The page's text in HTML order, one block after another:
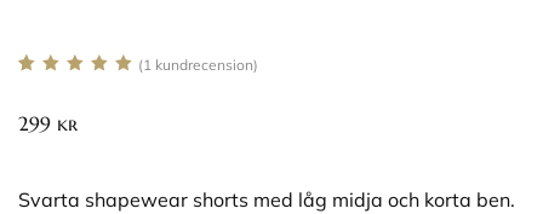
5.00
baserat på
(1 kundrecension)
299 kr
Svarta shapewear shorts med låg midja och korta ben.